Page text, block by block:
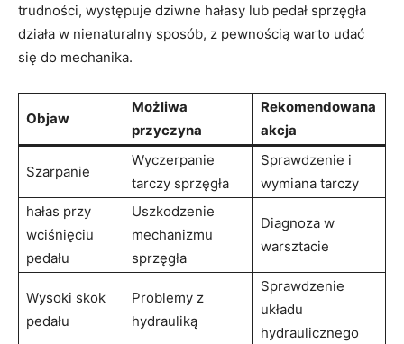
trudności,⁢ występuje dziwne hałasy lub pedał sprzęgła
działa w nienaturalny sposób, z pewnością warto‍ udać ​
się do mechanika.
Objaw
Możliwa ​
przyczyna
Rekomendowana
akcja
Szarpanie
Wyczerpanie ​
tarczy sprzęgła
Sprawdzenie i⁢
wymiana tarczy
hałas ⁣przy​
wciśnięciu
pedału
Uszkodzenie
mechanizmu
‌sprzęgła
Diagnoza w
warsztacie
Wysoki ‍skok
pedału
Problemy z​
hydrauliką
Sprawdzenie
układu
hydraulicznego